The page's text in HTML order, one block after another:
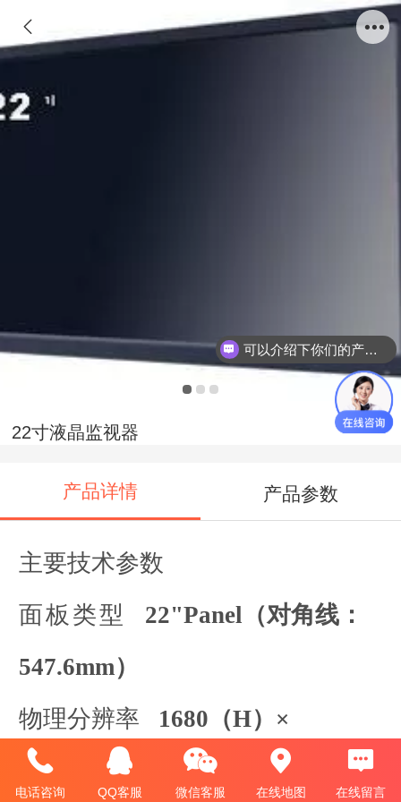
22寸液晶监视器
产品详情 产品参数
主要技术参数
面板类型
22"Panel （对角线：
547.6mm）
物理分辨率 1680（H）×
1050（V）
电话咨询 QQ客服 微信客服 在线地图 在线留言
可以介绍下你们的产品么